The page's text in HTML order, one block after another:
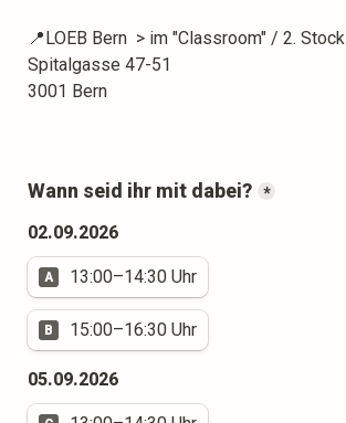
📍LOEB Bern  > im "Classroom" / 2. Stock
Spitalgasse 47-51
3001 Bern
Wann seid ihr mit dabei? *
02.09.2026
A 13:00–14:30 Uhr
B 15:00–16:30 Uhr
05.09.2026